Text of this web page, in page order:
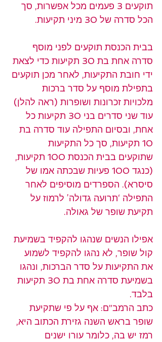
תוקעים 3 פעמים מכל אפשרות, סך
הכל סדרה של 30 מיני תקיעות.
בבית הכנסת תוקעים לפני מוסף
סדרה אחת בת 30 תקיעות כדי לצאת
ידי חובת התקיעות, לאחר מכן תוקעים
בתפילת מוסף על סדר ברכות
מלכויות זכרונות ושופרות (ראה להלן)
עוד שני סדרים בני 30 תקיעות כל
אחת, ובסיום התפילה עוד סדרה בת
10 תקיעות, סך כל התקיעות
שתוקעים בבית הכנסת 100 תקיעות,
(כנגד 100 פעיות שבכתה אמו של
סיסרא). הספרדים מוסיפים לאחר
התפילה ‘תרועה גדולה’ לרמוז על
תקיעת שופר של גאולה.
אפילו הנשים שנהגו להקפיד בשמיעת
קול שופר, לא נהגו להקפיד לשמוע
את התקיעות על סדר הברכות, ונהגו
בשמיעת סדרה אחת בת 30 תקיעות
בלבד.
כתב הרמב”ם: אף על פי שתקיעת
שופר בראש השנה גזירת הכתוב היא,
רמז יש בה, כלומר עורו ישנים